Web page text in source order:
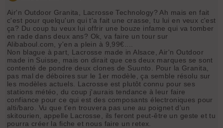
Air'n Outdoor Granita, Lacrosse Technology? Ah mais en fait
c'est pour quelqu'un qui t'a fait une crasse, tu lui en veux c'est
ça? Du coup tu veux lui offrir une bouze infame qui va tomber
en rade dans deux ans? Ok, va faire un tour sur
Alibaboul.com, y'en a plein à 9,99€....
Non blague à part, Lacrosse made in Alsace, Air'n Outdoor
made in Suisse, mais on dirait que ces deux marques se sont
contenté de pondre deux clones de Suunto. Pour la Granita,
pas mal de déboires sur le 1er modèle, ça semble résolu sur
les modèles actuels. Lacrosse est plutôt connu pour ses
stations météo, du coup j'aurais tendance à leur faire
confiance pour ce qui est des composants électroniques pour
alti/baro. Vu que t'en trouvera pas une au poignet d'un
skitourien, appelle Lacrosse, ils feront peut-être un geste et tu
pourra créer la fiche et nous faire un retex.